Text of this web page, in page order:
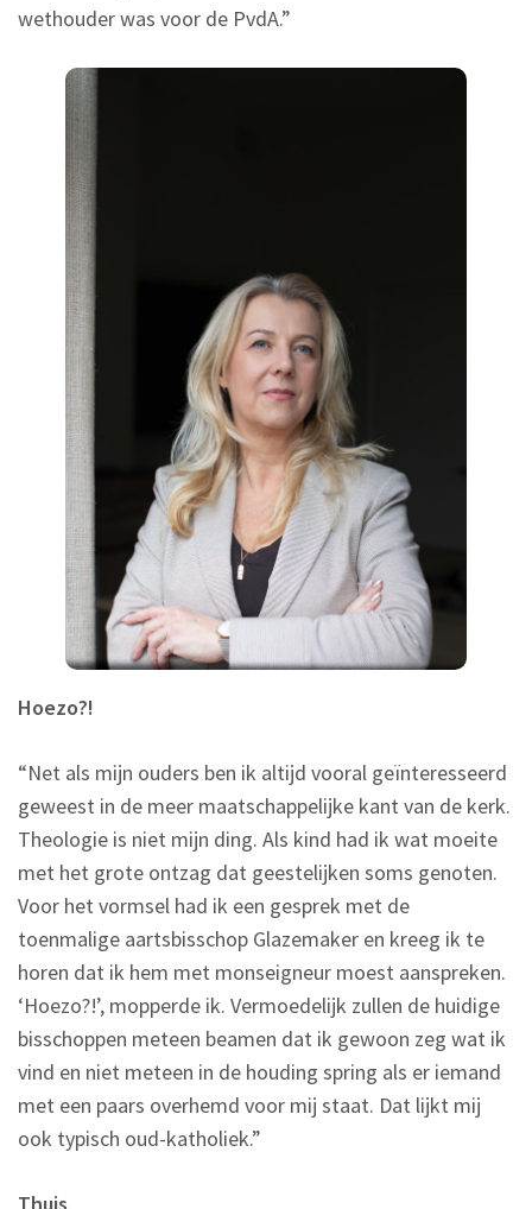
wethouder was voor de PvdA.”
Hoezo?!
“Net als mijn ouders ben ik altijd vooral geïnteresseerd
geweest in de meer maatschappelijke kant van de kerk.
Theologie is niet mijn ding. Als kind had ik wat moeite
met het grote ontzag dat geestelijken soms genoten.
Voor het vormsel had ik een gesprek met de
toenmalige aartsbisschop Glazemaker en kreeg ik te
horen dat ik hem met monseigneur moest aanspreken.
‘Hoezo?!’, mopperde ik. Vermoedelijk zullen de huidige
bisschoppen meteen beamen dat ik gewoon zeg wat ik
vind en niet meteen in de houding spring als er iemand
met een paars overhemd voor mij staat. Dat lijkt mij
ook typisch oud-katholiek.”
Thuis